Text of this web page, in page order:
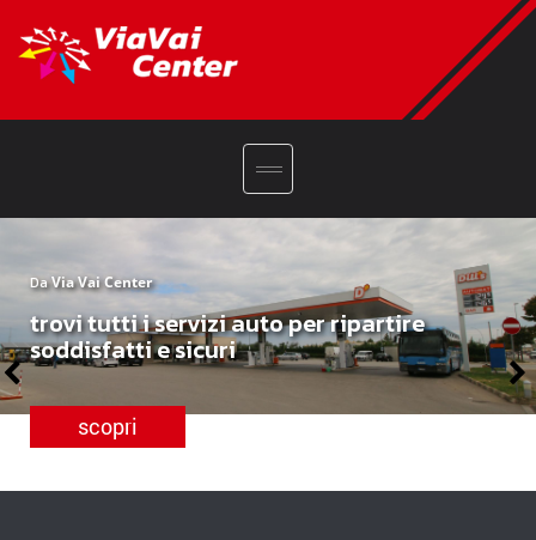
DaVia Vai Center
trovi tutti i servizi auto per ripartire
soddisfatti e sicuri
scopri